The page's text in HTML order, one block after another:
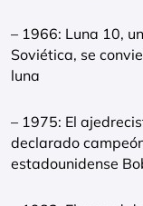
– 1966: Luna 10,
Soviética, se
luna
– 1975: El
declarado
estadounidense